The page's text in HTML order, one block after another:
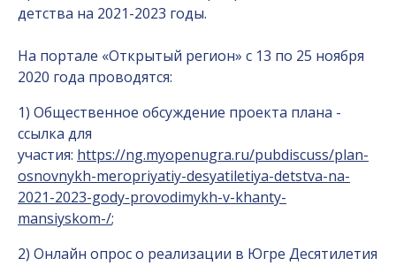
детства на 2021-2023 годы.
На портале «Открытый регион» с 13 по 25 ноября
2020 года проводятся:
1) Общественное обсуждение проекта плана -
ссылка для
участия: https://ng.myopenugra.ru/pubdiscuss/plan-
osnovnykh-meropriyatiy-desyatiletiya-detstva-na-
2021-2023-gody-provodimykh-v-khanty-
mansiyskom-/;
2) Онлайн опрос о реализации в Югре Десятилетия